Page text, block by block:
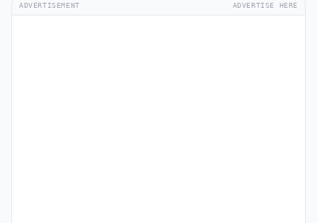
ADVERTISEMENT ADVERTISE HERE